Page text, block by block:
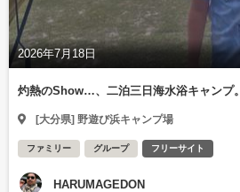
2026年7月18日
灼熱のShow…、二泊三日海水浴キャンプ。
[大分県] 野遊び浜キャンプ場
ファミリー グループ フリーサイト
HARUMAGEDON